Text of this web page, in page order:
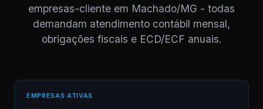
empresas-cliente em Machado/MG - todas
demandam atendimento contábil mensal,
obrigações fiscais e ECD/ECF anuais.
EMPRESAS ATIVAS